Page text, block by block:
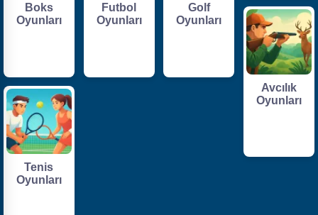
Boks
Oyunları
Futbol
Oyunları
Golf
Oyunları
Avcılık
Oyunları
Tenis
Oyunları